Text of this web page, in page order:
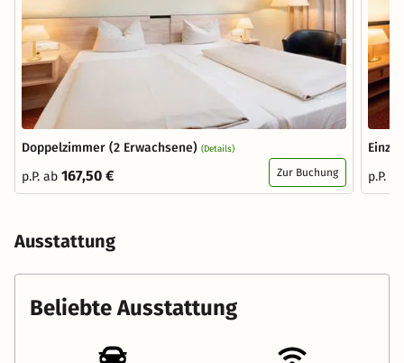
Doppelzimmer (2 Erwachsene) (Details)
p.P. ab 167,50 € Zur Buchung
p.P.
Ausstattung
Beliebte Ausstattung